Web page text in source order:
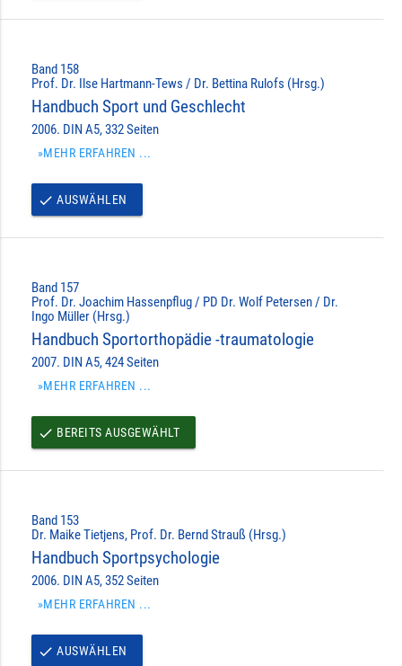
Band 158
Prof. Dr. Ilse Hartmann-Tews / Dr. Bettina Rulofs (Hrsg.)
Handbuch Sport und Geschlecht
2006. DIN A5, 332 Seiten
»MEHR ERFAHREN ...
done AUSWÄHLEN
Band 157
Prof. Dr. Joachim Hassenpflug / PD Dr. Wolf Petersen / Dr.
Ingo Müller (Hrsg.)
Handbuch Sportorthopädie -traumatologie
2007. DIN A5, 424 Seiten
»MEHR ERFAHREN ...
done BEREITS AUSGEWÄHLT
Band 153
Dr. Maike Tietjens, Prof. Dr. Bernd Strauß (Hrsg.)
Handbuch Sportpsychologie
2006. DIN A5, 352 Seiten
»MEHR ERFAHREN ...
done AUSWÄHLEN